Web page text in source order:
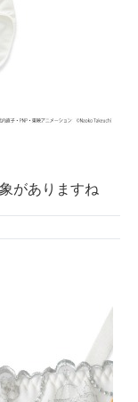
がありますね